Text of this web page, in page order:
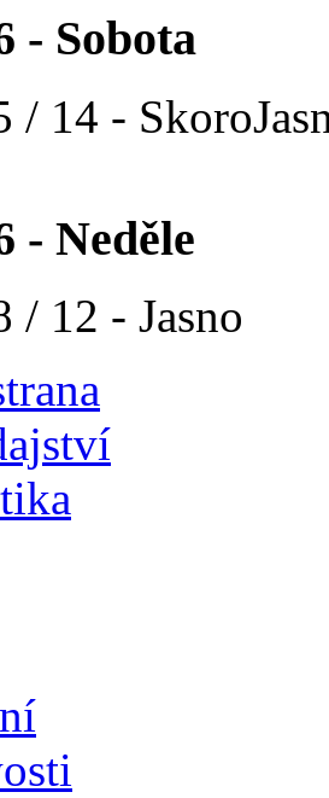
- Sobota
/ 14 -
- Neděle
/ 12 - Jasno